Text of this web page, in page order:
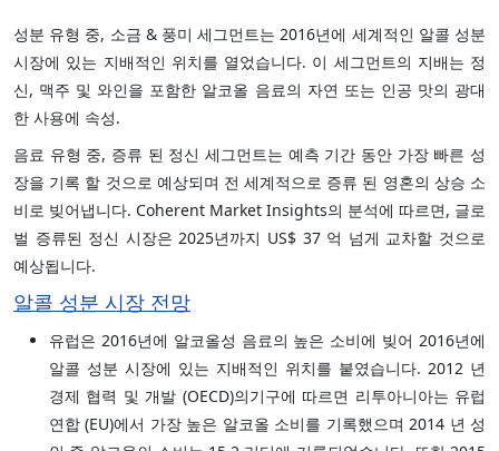
성분 유형 중, 소금 & 풍미 세그먼트는 2016년에 세계적인 알콜 성분
시장에 있는 지배적인 위치를 열었습니다. 이 세그먼트의 지배는 정
신, 맥주 및 와인을 포함한 알코올 음료의 자연 또는 인공 맛의 광대
한 사용에 속성.
음료 유형 중, 증류 된 정신 세그먼트는 예측 기간 동안 가장 빠른 성
장을 기록 할 것으로 예상되며 전 세계적으로 증류 된 영혼의 상승 소
비로 빚어냅니다. Coherent Market Insights의 분석에 따르면, 글로
벌 증류된 정신 시장은 2025년까지 US$ 37 억 넘게 교차할 것으로
예상됩니다.
알콜 성분 시장 전망
유럽은 2016년에 알코올성 음료의 높은 소비에 빚어 2016년에
알콜 성분 시장에 있는 지배적인 위치를 붙였습니다. 2012 년
경제 협력 및 개발 (OECD)의기구에 따르면 리투아니아는 유럽
연합 (EU)에서 가장 높은 알코올 소비를 기록했으며 2014 년 성